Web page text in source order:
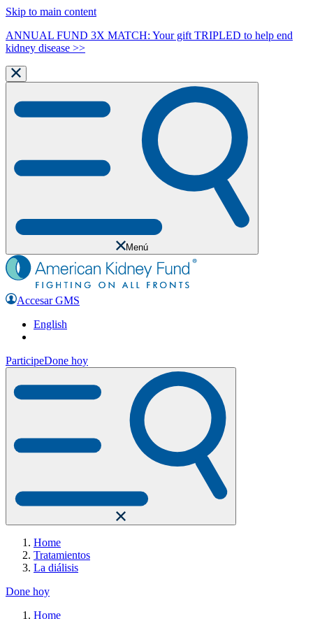
Skip to main content
ANNUAL FUND 3X MATCH: Your gift TRIPLED to help end
kidney disease >>
Menú
Accesar GMS
English
ParticipeDone hoy
Home
Tratamientos
La diálisis
Done hoy
Home